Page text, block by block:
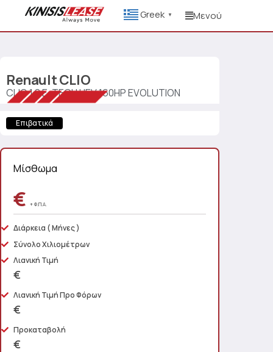
Greek ▼ Μενού
RenaultCLIO
CLIO 1.8 E-TECH HEV 160HP EVOLUTION
Επιβατικά
Μίσθωμα
€ + Φ.Π.Α.
Διάρκεια ( Μήνες )
Σύνολο Χιλιομέτρων
Λιανική Τιμή
€
Λιανική Τιμή Προ Φόρων
€
Προκαταβολή
€